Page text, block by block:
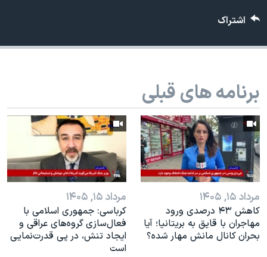
قانون شفافیت دارائی کادر رهبری ایران
نرگس محمدی برنده جایزه نوبل صلح
همایش محافظه‌کاران آمریکا «سی‌پک»
صفحه‌های ویژه
سفر پرزیدنت ترامپ به چین
اشتراک
برنامه های قبلی
مرداد ۱۵, ۱۴۰۵
کاهش ۴۳ درصدی ورود
مهاجران با قایق به بریتانیا؛ آیا
بحران کانال مانش مهار شده؟
مرداد ۱۵, ۱۴۰۵
کرباسی: جمهوری اسلامی با
فعال‌سازی گروه‌های عراقی و
ایجاد تنش، در پی قدرت‌نمایی
است